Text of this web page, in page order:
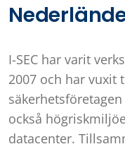
I-SEC har varit
2007 och har vuxit
också
datacenter.